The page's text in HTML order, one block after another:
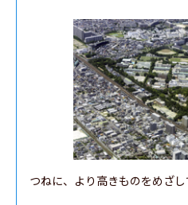
つねに、より高きものをめざし